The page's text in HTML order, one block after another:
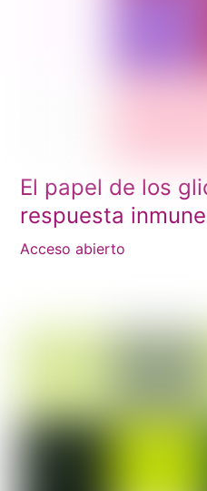
El papel de los
respuesta inmune
Acceso abierto